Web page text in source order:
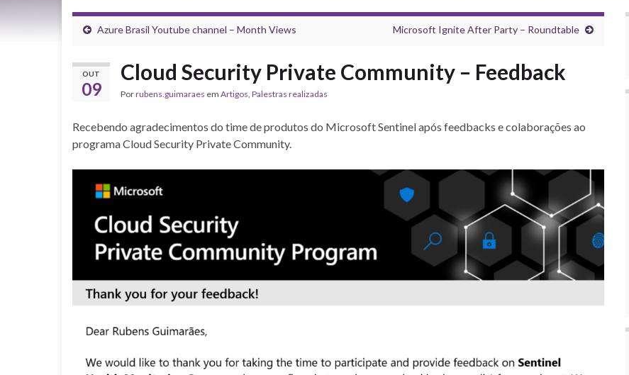
Azure Brasil Youtube channel – Month Views Microsoft Ignite After Party – Roundtable
OUT
09
Cloud Security Private Community – Feedback
Porrubens.guimaraes em Artigos Palestras realizadas
Recebendo agradecimentos do time de produtos do Microsoft Sentinel após feedbacks e colaborações ao
programa Cloud Security Private Community.